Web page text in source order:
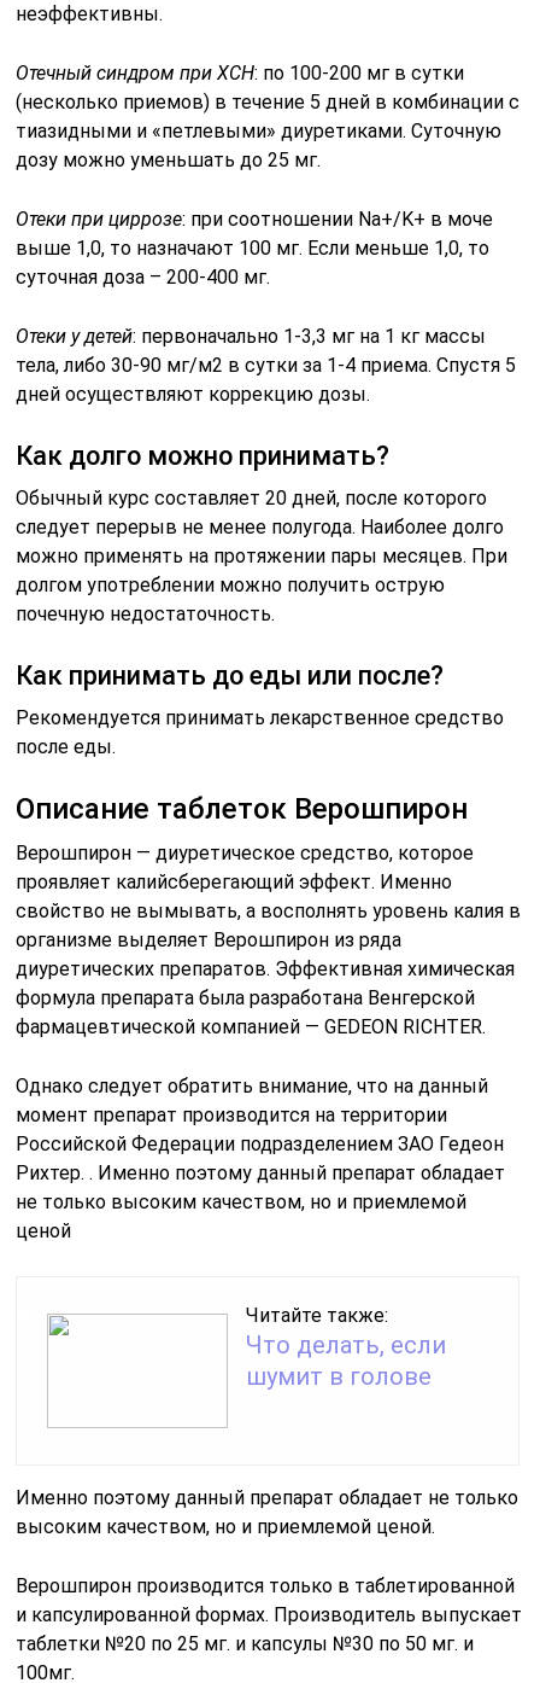
неэффективны.
Отечный синдром при ХСН: по 100-200 мг в сутки
(несколько приемов) в течение 5 дней в комбинации с
тиазидными и «петлевыми» диуретиками. Суточную
дозу можно уменьшать до 25 мг.
Отеки при циррозе: при соотношении Na+/K+ в моче
выше 1,0, то назначают 100 мг. Если меньше 1,0, то
суточная доза – 200-400 мг.
Отеки у детей: первоначально 1-3,3 мг на 1 кг массы
тела, либо 30-90 мг/м2 в сутки за 1-4 приема. Спустя 5
дней осуществляют коррекцию дозы.
Как долго можно принимать?
Обычный курс составляет 20 дней, после которого
следует перерыв не менее полугода. Наиболее долго
можно применять на протяжении пары месяцев. При
долгом употреблении можно получить острую
почечную недостаточность.
Как принимать до еды или после?
Рекомендуется принимать лекарственное средство
после еды.
Описание таблеток Верошпирон
Верошпирон — диуретическое средство, которое
проявляет калийсберегающий эффект. Именно
свойство не вымывать, а восполнять уровень калия в
организме выделяет Верошпирон из ряда
диуретических препаратов. Эффективная химическая
формула препарата была разработана Венгерской
фармацевтической компанией — GEDEON RICHTER.
Однако следует обратить внимание, что на данный
момент препарат производится на территории
Российской Федерации подразделением ЗАО Гедеон
Рихтер. . Именно поэтому данный препарат обладает
не только высоким качеством, но и приемлемой
ценой
Читайте также:
Что делать, если
шумит в голове
Именно поэтому данный препарат обладает не только
высоким качеством, но и приемлемой ценой.
Верошпирон производится только в таблетированной
и капсулированной формах. Производитель выпускает
таблетки №20 по 25 мг. и капсулы №30 по 50 мг. и
100мг.